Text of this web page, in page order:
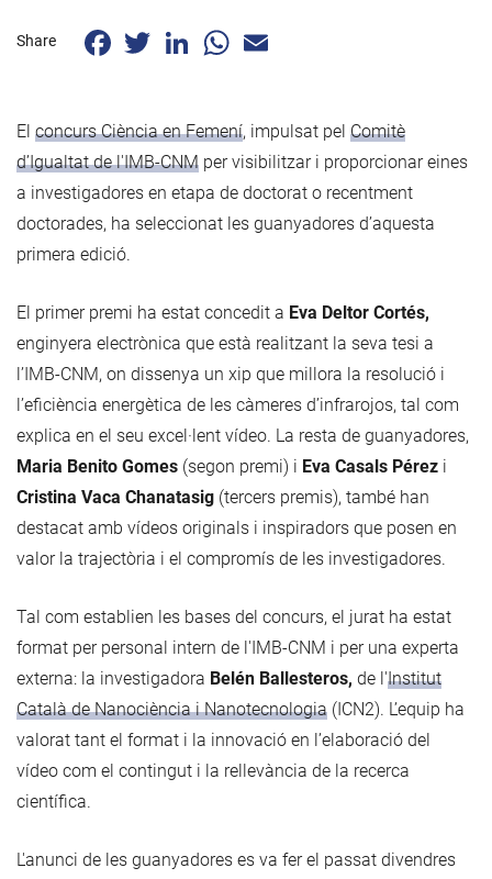
Share FacebookTwitterLinkedInWhatsApp
El concurs Ciència en Femení, impulsat pel Comitè
d’Igualtat de l'IMB-CNM per visibilitzar i proporcionar eines
a investigadores en etapa de doctorat o recentment
doctorades, ha seleccionat les guanyadores d’aquesta
primera edició.
El primer premi ha estat concedit a Eva Deltor Cortés,
enginyera electrònica que està realitzant la seva tesi a
l’IMB-CNM, on dissenya un xip que millora la resolució i
l’eficiència energètica de les càmeres d’infrarojos, tal com
explica en el seu excel·lent vídeo. La resta de guanyadores,
Maria Benito Gomes (segon premi) i Eva Casals Pérez i
Cristina Vaca Chanatasig (tercers premis), també han
destacat amb vídeos originals i inspiradors que posen en
valor la trajectòria i el compromís de les investigadores.
Tal com establien les bases del concurs, el jurat ha estat
format per personal intern de l'IMB-CNM i per una experta
externa: la investigadora Belén Ballesteros, de l'Institut
Català de Nanociència i Nanotecnologia (ICN2). L’equip ha
valorat tant el format i la innovació en l’elaboració del
vídeo com el contingut i la rellevància de la recerca
científica.
L'anunci de les guanyadores es va fer el passat divendres